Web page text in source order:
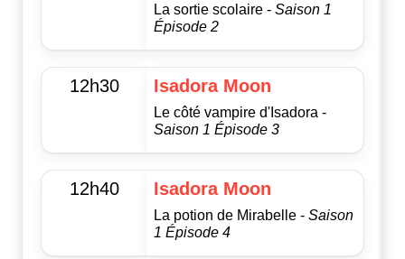
La sortie scolaire - Saison 1
Épisode 2
12h30 Isadora Moon
Le côté vampire d'Isadora -
Saison 1 Épisode 3
12h40 Isadora Moon
La potion de Mirabelle - Saison
1 Épisode 4